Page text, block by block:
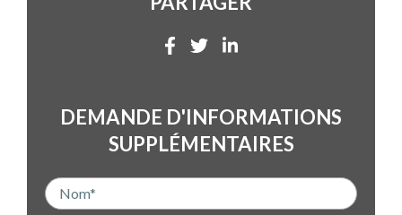
DEMANDE D'INFORMATIONS
SUPPLÉMENTAIRES